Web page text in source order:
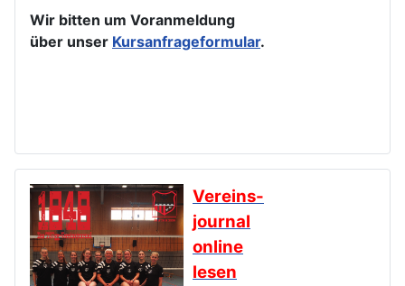
Wir bitten um Voranmeldung
über unser Kursanfrageformular.
Vereins-
journal
online
lesen